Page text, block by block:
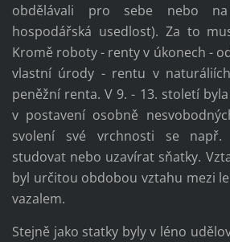
obdělávali pro sebe nebo
hospodářská usedlost). Za to
Kromě roboty - renty v úkonech -
vlastní úrody - rentu v
peněžní renta. V 9. - 13. století
v postavení osobně
svolení své vrchnosti se např.
studovat nebo uzavírat sňatky.
byl určitou obdobou vztahu mezi
vazalem.
Stejně jako statky byly v léno